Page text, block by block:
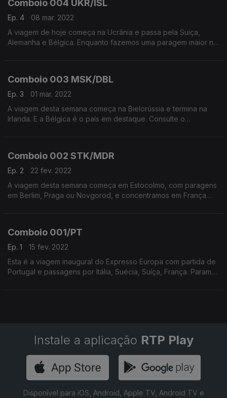
Comboio 004 UKR/ISL
Ep. 4
08 mar. 2022
A viagem de hoje começa na Ucrânia e passa pela Suiça,
Alemanha e Bélgica. Enquanto fazemos uma paragem maior na
Comboio 003 MSK/DBL
Ep. 3
01 mar. 2022
A viagem desta semana começa na Bielorússia e termina na
Irlanda. E a Bélgica é o país em destaque. Consulte o
Comboio 002 STK/MDR
Ep. 2
22 fev. 2022
A viagem desta semana começa em Estocolmo, com paragens
em Berlim, Praga ou Novgorod, e concentramos em França
Comboio 001/PT
Ep. 1
15 fev. 2022
Esta é a viagem inaugural do Expresso Europa com partida de
Portugal e passagens por Itália, Suécia, Suíça, França. Paramos
Instale a aplicação RTP Play
Disponível para iOS, Android, Apple TV, Android TV e